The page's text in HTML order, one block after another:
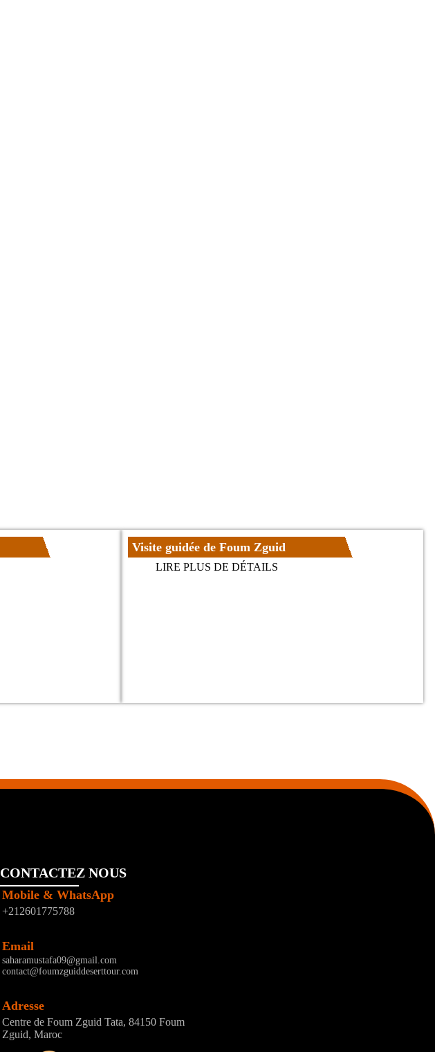
Visite guidée de Foum Zguid
LIRE PLUS DE DÉTAILS
CONTACTEZ NOUS
Mobile & WhatsApp
+212601775788
Email
saharamustafa09@gmail.com
contact@foumzguiddeserttour.com
Adresse
Centre de Foum Zguid Tata, 84150 Foum
Zguid, Maroc